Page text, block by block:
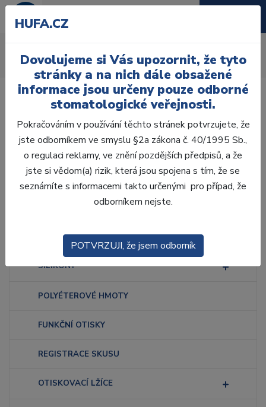
Úvod Ordinace Otiskování Přístroje na míchání
Laboratoř
Ordinace
ALGINÁTY
SILIKONY
POLYÉTEROVÉ HMOTY
FUNKČNÍ OTISKY
REGISTRACE SKUSU
OTISKOVACÍ LŽÍCE
HUFA.CZ
Dovolujeme si Vás upozornit, že tyto
stránky a na nich dále obsažené
informace jsou určeny pouze odborné
stomatologické veřejnosti.
Pokračováním v používání těchto stránek potvrzujete, že
jste odborníkem ve smyslu §2a zákona č. 40/1995 Sb.,
o regulaci reklamy, ve znění pozdějších předpisů, a že
jste si vědom(a) rizik, která jsou spojena s tím, že se
seznámíte s informacemi takto určenými pro případ, že
odborníkem nejste.
POTVRZUJI, že jsem odborník